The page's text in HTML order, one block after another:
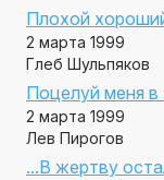
Плохой
2 марта 1999
Глеб Шульпяков
Поцелуй меня в
2 марта 1999
Лев Пирогов
...В жертву